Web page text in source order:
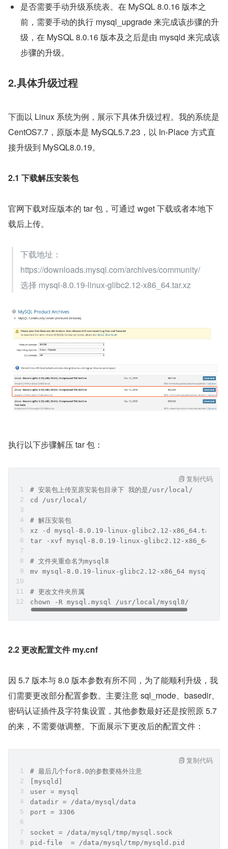
是否需要手动升级系统表。在 MySQL 8.0.16 版本之
前，需要手动的执行 mysql_upgrade 来完成该步骤的升
级，在 MySQL 8.0.16 版本及之后是由 mysqld 来完成该
步骤的升级。
2.具体升级过程
下面以 Linux 系统为例，展示下具体升级过程。我的系统是
CentOS7.7，原版本是 MySQL5.7.23，以 In-Place 方式直
接升级到 MySQL8.0.19。
2.1 下载解压安装包
官网下载对应版本的 tar 包，可通过 wget 下载或者本地下
载后上传。
下载地址：
https://downloads.mysql.com/archives/community/
选择 mysql-8.0.19-linux-glibc2.12-x86_64.tar.xz
执行以下步骤解压 tar 包：
# 安装包上传至原安装包目录下 我的是/usr/local/
cd /usr/local/
# 解压安装包
xz -d mysql-8.0.19-linux-glibc2.12-x86_64.tar.xz
tar -xvf mysql-8.0.19-linux-glibc2.12-x86_64.tar
# 文件夹重命名为mysql8
mv mysql-8.0.19-linux-glibc2.12-x86_64 mysql8
# 更改文件夹所属
chown -R mysql.mysql /usr/local/mysql8/
复制代码
2.2 更改配置文件 my.cnf
因 5.7 版本与 8.0 版本参数有所不同，为了能顺利升级，我
们需要更改部分配置参数。主要注意 sql_mode、basedir、
密码认证插件及字符集设置，其他参数最好还是按照原 5.7
的来，不需要做调整。下面展示下更改后的配置文件：
# 最后几个for8.0的参数要格外注意
[mysqld]
user = mysql
datadir = /data/mysql/data
port = 3306
socket = /data/mysql/tmp/mysql.sock
pid-file  = /data/mysql/tmp/mysqld.pid
复制代码